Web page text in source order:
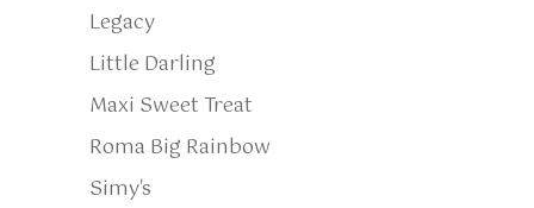
Legacy
Little Darling
Maxi Sweet Treat
Roma Big Rainbow
Simy's